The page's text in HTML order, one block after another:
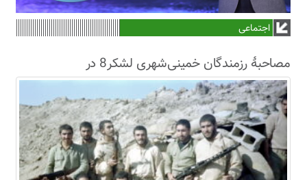
اجتماعی
مصاحبۀ رزمندگان خمینی‌شهری لشکر8 در
سال63+فیلم